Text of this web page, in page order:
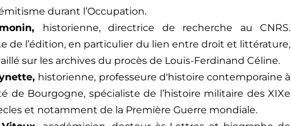
durant l’Occupation.
historienne, directrice de recherche au CNRS.
de l’édition, en particulier du lien entre droit et littérature,
sur les archives du procès de Louis-Ferdinand Céline.
historienne, professeure d'histoire contemporaine à
de Bourgogne, spécialiste de l’histoire militaire des XIXe
et notamment de la Première Guerre mondiale.